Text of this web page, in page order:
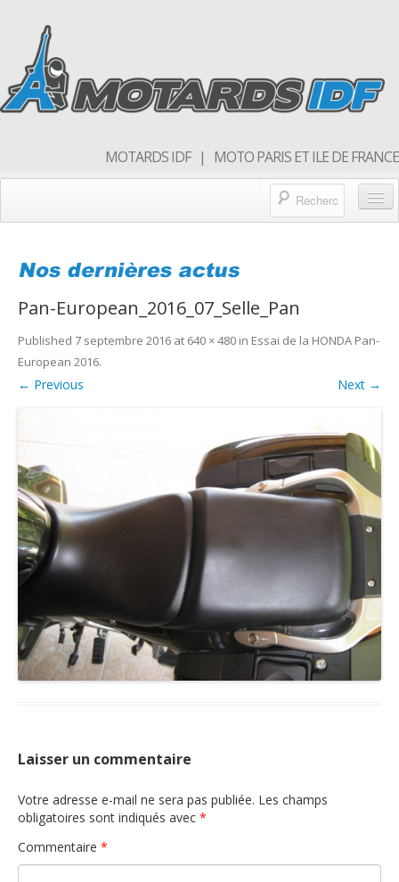
MOTARDS IDF | MOTO PARIS ET ILE DE FRANCE
Forum
Balades & sorties moto
Qui sommes nous
Rejoins nous
Pan-European_2016_07_Selle_Pan
Published 7 septembre 2016 at 640 × 480 in Essai de la HONDA Pan-
European 2016.
← Previous Next →
Laisser un commentaire
Votre adresse e-mail ne sera pas publiée. Les champs
obligatoires sont indiqués avec *
Commentaire *